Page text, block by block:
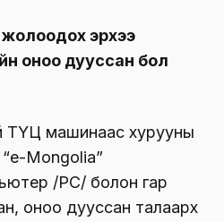
жолоодох эрхээ
оноо дууссан бол
ТҮЦ машинаас хурууны
Mongolia”
/PC/ болон гар
оноо дууссан талаарх